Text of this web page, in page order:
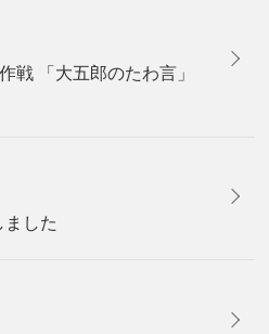
戦 「大五郎のたわ言」
ました